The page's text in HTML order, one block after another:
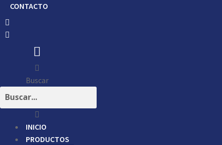
CONTACTO
Buscar
INICIO
PRODUCTOS